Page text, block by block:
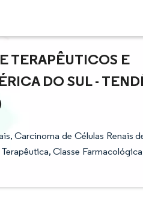
TERAPÊUTICOS E
DO SUL -
Carcinoma de Células Renais
Classe